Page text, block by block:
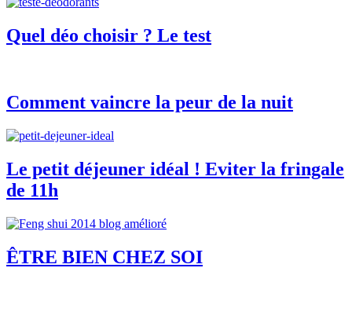
Quel déo choisir ? Le test
Comment vaincre la peur de la nuit
Le petit déjeuner idéal ! Eviter la fringale
de 11h
ÊTRE BIEN CHEZ SOI